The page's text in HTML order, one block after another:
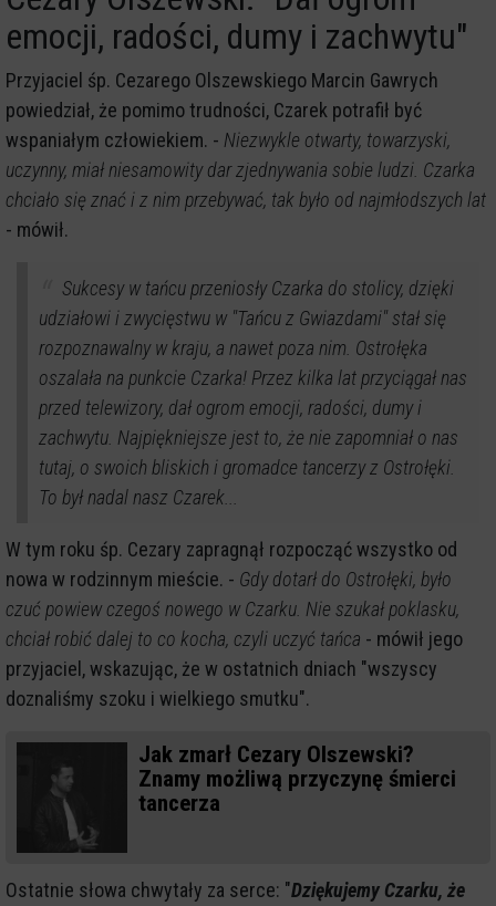
emocji, radości, dumy i zachwytu"
Przyjaciel śp. Cezarego Olszewskiego Marcin Gawrych
powiedział, że pomimo trudności, Czarek potrafił być
wspaniałym człowiekiem. - Niezwykle otwarty, towarzyski,
uczynny, miał niesamowity dar zjednywania sobie ludzi. Czarka
chciało się znać i z nim przebywać, tak było od najmłodszych lat
- mówił.
Sukcesy w tańcu przeniosły Czarka do stolicy, dzięki
udziałowi i zwycięstwu w "Tańcu z Gwiazdami" stał się
rozpoznawalny w kraju, a nawet poza nim. Ostrołęka
oszalała na punkcie Czarka! Przez kilka lat przyciągał nas
przed telewizory, dał ogrom emocji, radości, dumy i
zachwytu. Najpiękniejsze jest to, że nie zapomniał o nas
tutaj, o swoich bliskich i gromadce tancerzy z Ostrołęki.
To był nadal nasz Czarek...
W tym roku śp. Cezary zapragnął rozpocząć wszystko od
nowa w rodzinnym mieście. - Gdy dotarł do Ostrołęki, było
czuć powiew czegoś nowego w Czarku. Nie szukał poklasku,
chciał robić dalej to co kocha, czyli uczyć tańca - mówił jego
przyjaciel, wskazując, że w ostatnich dniach "wszyscy
doznaliśmy szoku i wielkiego smutku".
Jak zmarł Cezary Olszewski?
Znamy możliwą przyczynę śmierci
tancerza
Ostatnie słowa chwytały za serce: "Dziękujemy Czarku, że